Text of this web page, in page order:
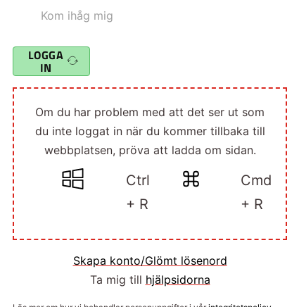
Kom ihåg mig
LOGGA
IN
Om du har problem med att det ser ut som
du inte loggat in när du kommer tillbaka till
webbplatsen, pröva att ladda om sidan.
Ctrl
+ R
Cmd
+ R
Skapa konto/Glömt lösenord
Ta mig till hjälpsidorna